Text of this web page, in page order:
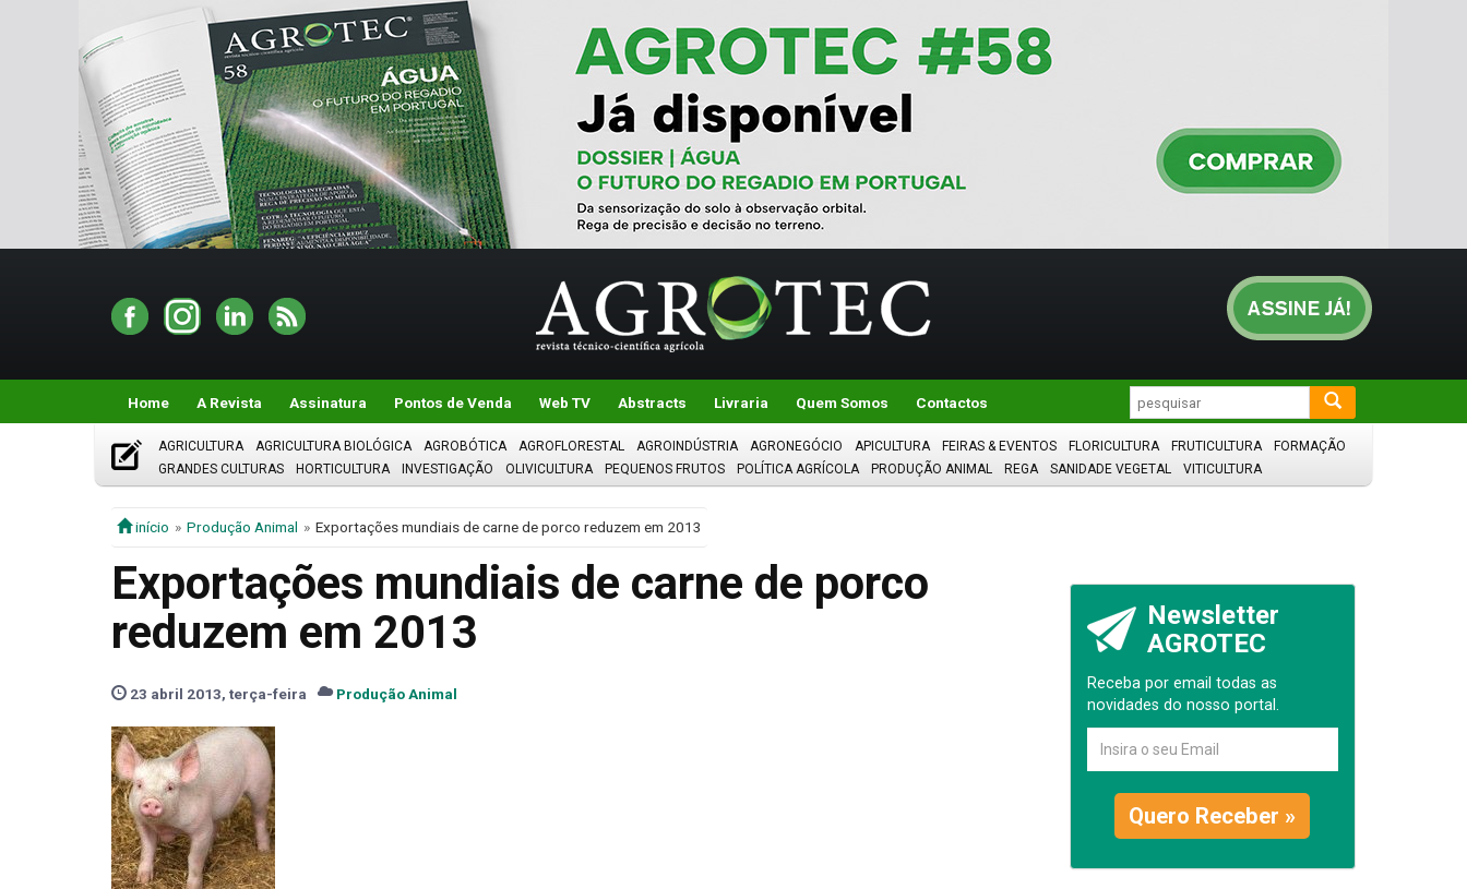
Home A Revista Assinatura Pontos de Venda Web TV Abstracts Livraria Quem Somos Contactos
AGRICULTURA AGRICULTURA BIOLÓGICA AGROBÓTICA AGROFLORESTAL AGROINDÚSTRIA AGRONEGÓCIO APICULTURA FEIRAS & EVENTOS FLORICULTURA FRUTICULTURA
FORMAÇÃO
GRANDES CULTURAS
HORTICULTURA INVESTIGAÇÃO OLIVICULTURA PEQUENOS FRUTOS POLÍTICA AGRÍCOLA PRODUÇÃO ANIMAL REGA SANIDADE VEGETAL VITICULTURA
início Produção Animal Exportações mundiais de carne de porco reduzem em 2013
Exportações mundiais de carne de porco
reduzem em 2013
23 abril 2013, terça-feira Produção Animal
Newsletter
AGROTEC
Receba por email todas as
novidades do nosso portal.
Quero Receber »